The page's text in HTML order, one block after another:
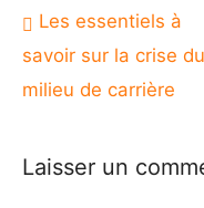
Navigation
de
l’article
Les essentiels à
savoir sur la crise du
milieu de carrière
Laisser un